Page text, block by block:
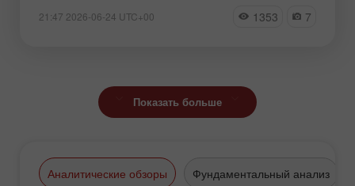
21:47 2026-06-24 UTC+00 1353 7
Показать больше
Аналитические обзоры Фундаментальный анализ